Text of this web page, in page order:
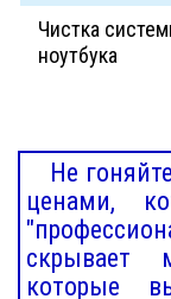
Чистка
ноутбука
Не
ценами,
скрывает
которые